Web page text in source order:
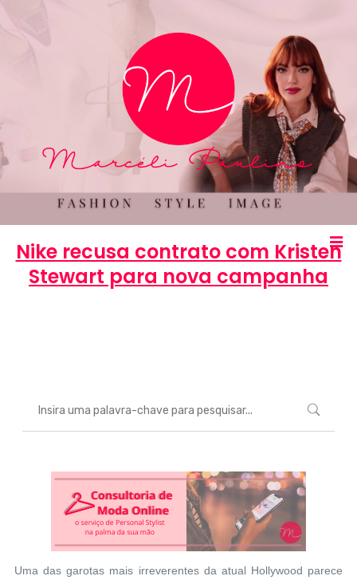
Nike recusa contrato com Kristen
Stewart para nova campanha
Uma das garotas mais irreverentes da atual Hollywood parece